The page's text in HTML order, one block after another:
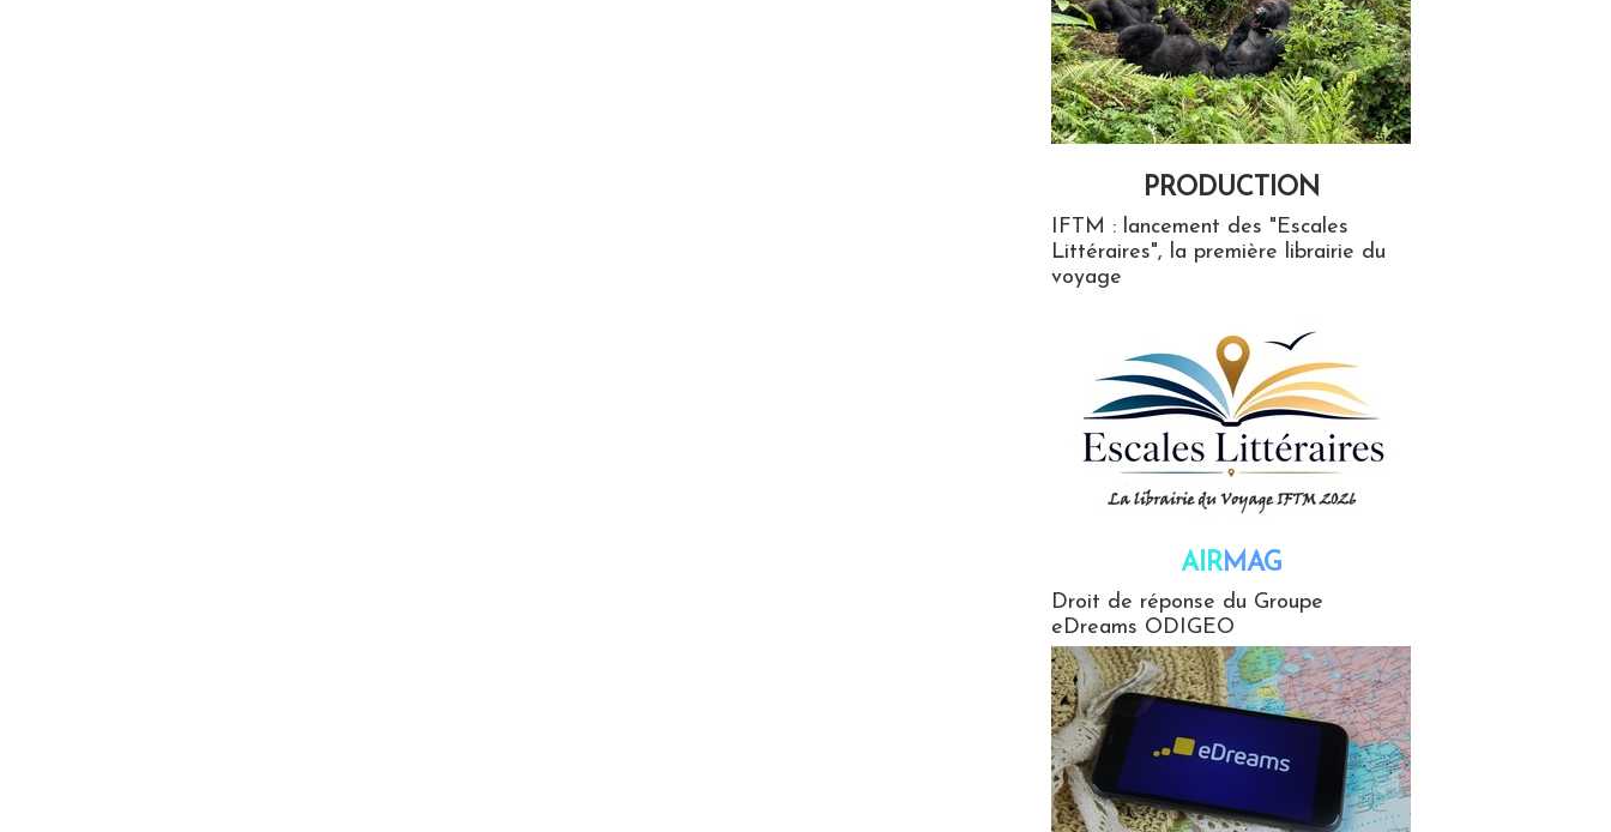
PRODUCTION
IFTM : lancement des "Escales
Littéraires", la première librairie du
voyage
AIRMAG
Droit de réponse du Groupe
eDreams ODIGEO